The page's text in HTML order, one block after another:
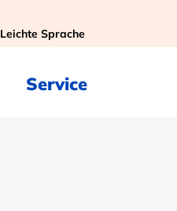
Leichte Sprache
Service